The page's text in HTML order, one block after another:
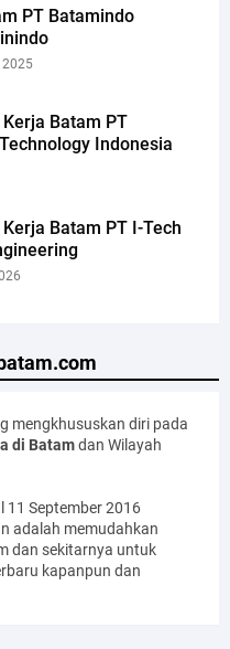
PT Batamindo
2025
Batam PT
Indonesia
Batam PT I-Tech
mengkhususkan diri pada
di Batamdan Wilayah
11 September 2016
adalah memudahkan
dan sekitarnya untuk
kapanpun dan